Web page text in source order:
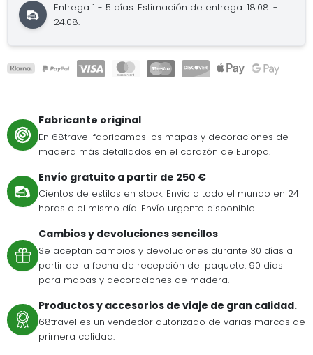
Entrega 1 - 5 días. Estimación de entrega: 18.08. -
24.08.
Fabricante original
En 68travel fabricamos los mapas y decoraciones de
madera más detallados en el corazón de Europa.
Envío gratuito a partir de 250 €
Cientos de estilos en stock. Envío a todo el mundo en 24
horas o el mismo día. Envío urgente disponible.
Cambios y devoluciones sencillos
Se aceptan cambios y devoluciones durante 30 días a
partir de la fecha de recepción del paquete. 90 días
para mapas y decoraciones de madera.
Productos y accesorios de viaje de gran calidad.
68travel es un vendedor autorizado de varias marcas de
primera calidad.